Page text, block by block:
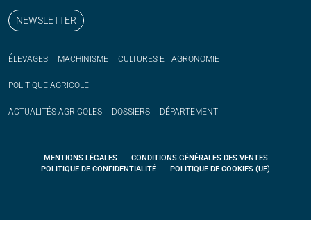
NEWSLETTER
ÉLEVAGES MACHINISME CULTURES ET AGRONOMIE
POLITIQUE AGRICOLE
ACTUALITÉS AGRICOLES DOSSIERS DÉPARTEMENT
MENTIONS LÉGALES
CONDITIONS GÉNÉRALES DES VENTES
POLITIQUE DE CONFIDENTIALITÉ
POLITIQUE DE COOKIES (UE)